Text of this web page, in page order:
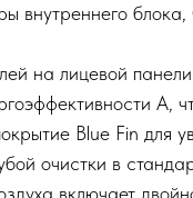
внутреннего блока,
на лицевой панели
А,
Blue Fin для
очистки в
включает